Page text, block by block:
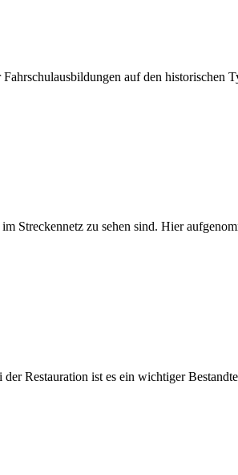
auf den
Streckennetz zu sehen sind. Hier
Restauration ist es ein wichtiger